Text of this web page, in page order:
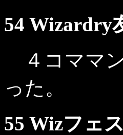
54 Wizardry
４コママ
った。
55 Wizフェ